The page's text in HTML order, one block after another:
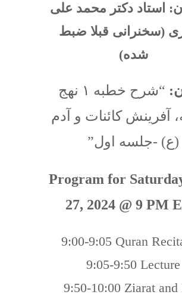
استاد دکتر محمد علی
(سخنرانی قبلا ضبط
شده)
“شرح خطبه ۱ نهج
آفرینش کائنات و آدم
(ع) -جلسه اول”
Program for
27, 2024 @ 9 PM
9:00-9:05 Quran
9:05-9:50 Lecture
9:50-10:00 Ziarat and